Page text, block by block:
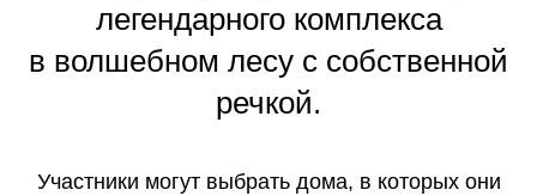
легендарного комплекса
в волшебном лесу с собственной
речкой.
Участники могут выбрать дома, в которых они